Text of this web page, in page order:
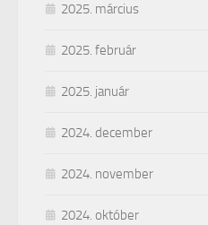
2025. március
2025. február
2025. január
2024. december
2024. november
2024. október